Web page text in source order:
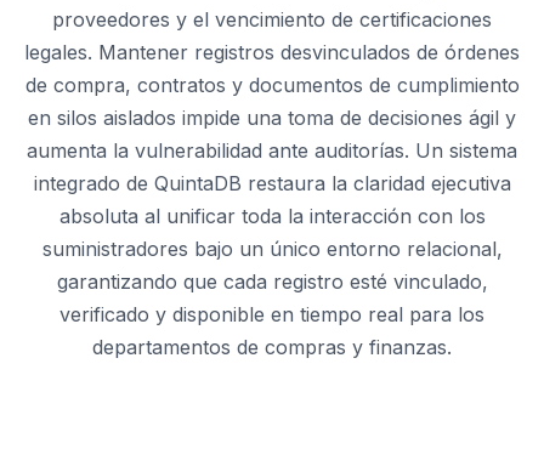
proveedores y el vencimiento de certificaciones
legales. Mantener registros desvinculados de órdenes
de compra, contratos y documentos de cumplimiento
en silos aislados impide una toma de decisiones ágil y
aumenta la vulnerabilidad ante auditorías. Un sistema
integrado de QuintaDB restaura la claridad ejecutiva
absoluta al unificar toda la interacción con los
suministradores bajo un único entorno relacional,
garantizando que cada registro esté vinculado,
verificado y disponible en tiempo real para los
departamentos de compras y finanzas.